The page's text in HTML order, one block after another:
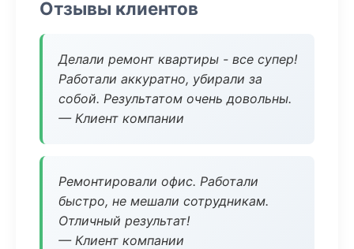
Отзывы клиентов
Делали ремонт квартиры - все супер!
Работали аккуратно, убирали за
собой. Результатом очень довольны.
— Клиент компании
Ремонтировали офис. Работали
быстро, не мешали сотрудникам.
Отличный результат!
— Клиент компании